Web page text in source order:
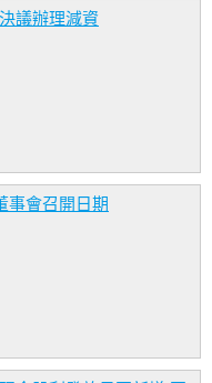
議辦理減資
事會召開日期